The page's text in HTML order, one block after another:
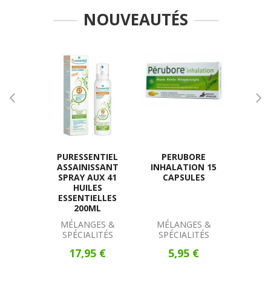
NOUVEAUTÉS
PURESSENTIEL
ASSAINISSANT
SPRAY AUX 41
HUILES
ESSENTIELLES
200ML
MÉLANGES &
SPÉCIALITÉS
17,95 €
PERUBORE
INHALATION 15
CAPSULES
MÉLANGES &
SPÉCIALITÉS
5,95 €